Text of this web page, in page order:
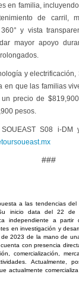
en familia,
de carril,
y vista
mayor apoyo
y
en que las familias
precio de
pesos.
S08 i-DM
###
a las tendencias del
inicio data del 22
independiente a
en investigación y
2023 de la mano de
con presencia
comercialización,
Actualmente,
actualmente